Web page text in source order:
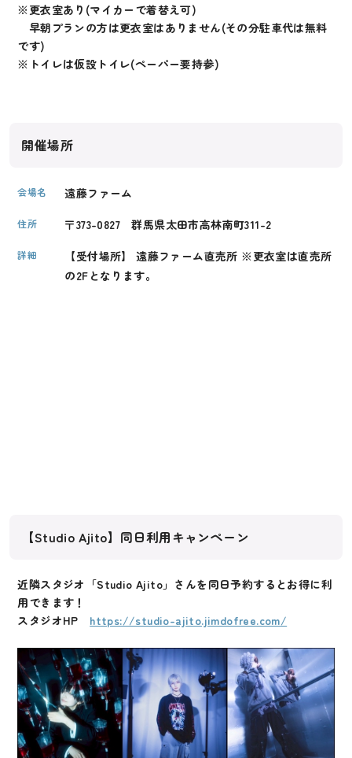
※更衣室あり(マイカーで着替え可)
早朝プランの方は更衣室はありません(その分駐車代は無料
です)
※トイレは仮設トイレ(ペーパー要持参)
開催場所
会場名 遠藤ファーム
住所 〒373-0827 群馬県太田市高林南町311-2
詳細
【受付場所】 遠藤ファーム直売所 ※更衣室は直売所
の2Fとなります。
【Studio Ajito】同日利用キャンペーン
近隣スタジオ「Studio Ajito」さんを同日予約するとお得に利
用できます！
スタジオHP https://studio-ajito.jimdofree.com/